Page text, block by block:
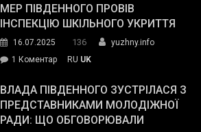
органів:
«Наш
спільний
окупанти.
Маємо
діяти
ДСНС
власноруч
пожежу
у
МЕР ПІВДЕННОГО ПРОВІВ
ІНСПЕКЦІЮ ШКІЛЬНОГО УКРИТТЯ
16.07.2025 136
yuzhny.info
1 Коментардо
Південного
провів
інспекцію
RU UK
ВЛАДА ПІВДЕННОГО ЗУСТРІЛАСЯ З
ПРЕДСТАВНИКАМИ МОЛОДІЖНОЇ
РАДИ: ЩО ОБГОВОРЮВАЛИ